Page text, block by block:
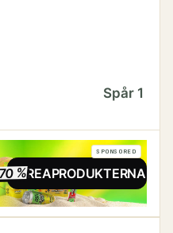
Spår 1
%REA
SE REAPRODUKTERNA
SPONSORED